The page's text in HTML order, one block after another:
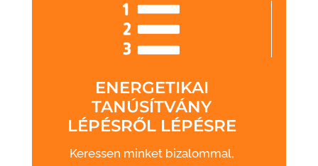
ENERGETIKAI
TANÚSÍTVÁNY
LÉPÉSRŐL LÉPÉSRE
Keressen minket bizalommal,